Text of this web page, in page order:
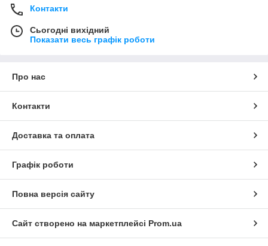
Контакти
Сьогодні вихідний
Показати весь графік роботи
Про нас
Контакти
Доставка та оплата
Графік роботи
Повна версія сайту
Сайт створено на маркетплейсі Prom.ua